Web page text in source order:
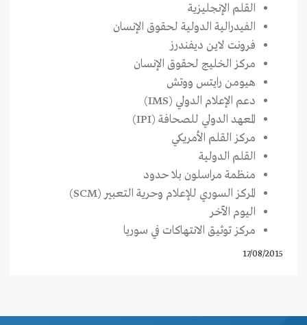
القلم الإنجليزية
الفيدرالية الدولية لحقوق الإنسان
فرونت لاين ديفندرز
مركز الخليج لحقوق الإنسان
هيومن رايتس ووتش
دعم الإعلام الدولي (IMS)
المعهد الدولي للصحافة (IPI)
مركز القلم الأمريكي
القلم الدولية
منظمة مراسلون بلا حدود
المركز السوري للإعلام وحرية التعبير (SCM)
اليوم الآخر
مركز توثيق الانتهاكات في سوريا
17/08/2015